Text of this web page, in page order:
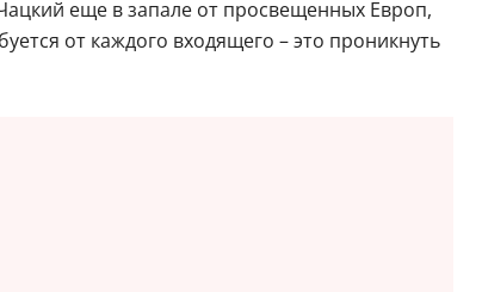
еще в запале от просвещенных Европ,
от каждого входящего – это проникнуть